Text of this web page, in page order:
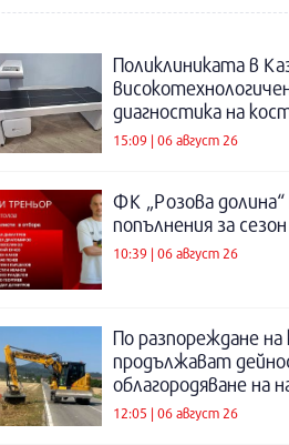
Поликлиниката в
диагностика на
15:09 | 06 август 26
ФК „Розова
попълнения за
10:39 | 06 август 26
По разпореждане
продължават
облагородяване на
12:05 | 06 август 26